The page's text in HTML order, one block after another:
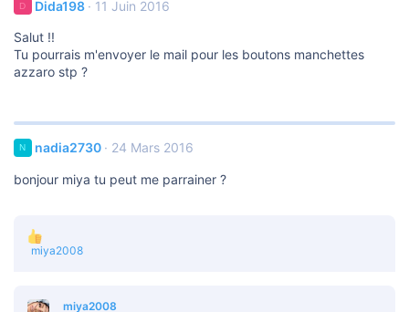
a
c
t
i
o
:
D Dida198 11 Juin 2016
Salut !!
Tu pourrais m'envoyer le mail pour les boutons manchettes
azzaro stp ?
N nadia2730 24 Mars 2016
bonjour miya tu peut me parrainer ?
L
é
miya2008
miya2008